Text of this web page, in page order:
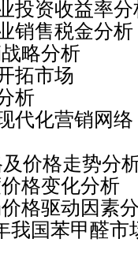
收益率分
售税金分析
略分析
市场
析
化营销网络
价格走势分
格变化分析
格驱动因素
国苯甲醛市